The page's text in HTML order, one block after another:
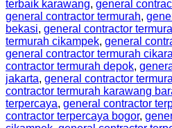
terbaik karawang, general
general contractor termurah,
bekasi, general contractor
termurah cikampek, general
general contractor termurah
contractor termurah depok,
jakarta, general contractor
contractor termurah karawang
terpercaya, general contractor
contractor terpercaya bogor,